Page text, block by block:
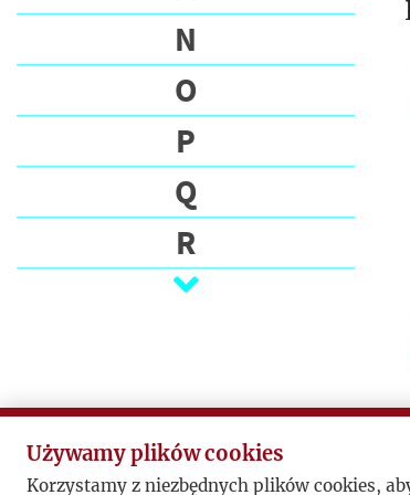
N
O
P
Q
R
S
T
U
Używamy plików cookies
Korzystamy z niezbędnych plików cookies,